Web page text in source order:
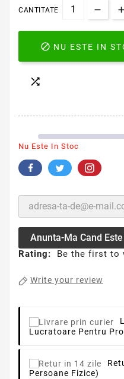
CANTITATE
 NU ESTE IN

Nu Este In Stoc
Anunta-Ma Cand Este
Rating: Be the first to
Write your review
Lucratoare Pentru
Persoane Fizice)